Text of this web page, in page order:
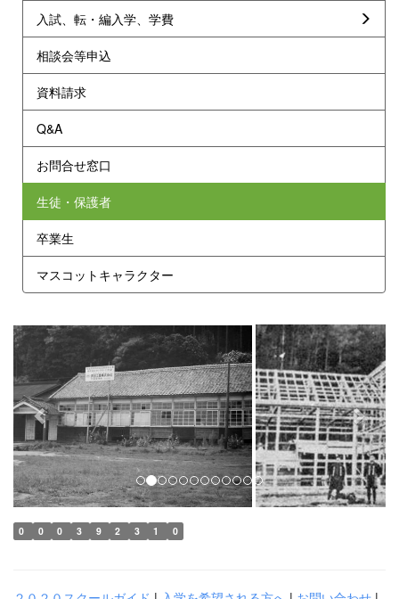
入試、転・編入学、学費
相談会等申込
資料請求
Q&A
お問合せ窓口
生徒・保護者
卒業生
マスコットキャラクター
p
r
e
v
i
o
u
s
n
e
x
t
0 0 0 3 9 2 3 1 0